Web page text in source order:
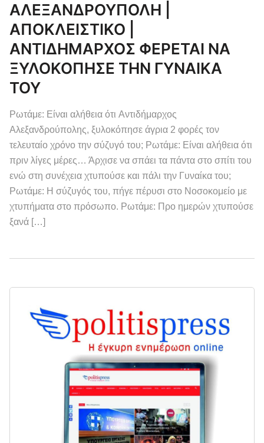
ΑΛΕΞΑΝΔΡΟΥΠΟΛΗ |
ΑΠΟΚΛΕΙΣΤΙΚΟ |
ΑΝΤΙΔΗΜΑΡΧΟΣ ΦΕΡΕΤΑΙ ΝΑ
ΞΥΛΟΚΟΠΗΣΕ ΤΗΝ ΓΥΝΑΙΚΑ
ΤΟΥ
Ρωτάμε: Είναι αλήθεια ότι Αντιδήμαρχος
Αλεξανδρούπολης, ξυλοκόπησε άγρια 2 φορές τον
τελευταίο χρόνο την σύζυγό του; Ρωτάμε: Είναι αλήθεια ότι
πριν λίγες μέρες… Άρχισε να σπάει τα πάντα στο σπίτι του
ενώ στη συνέχεια χτυπούσε και πάλι την Γυναίκα του;
Ρωτάμε: Η σύζυγός του, πήγε πέρυσι στο Νοσοκομείο με
χτυπήματα στο πρόσωπο. Ρωτάμε: Προ ημερών χτυπούσε
ξανά […]